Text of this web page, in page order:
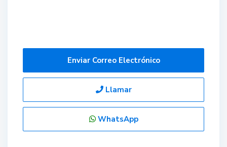
Enviar Correo Electrónico
Llamar
WhatsApp